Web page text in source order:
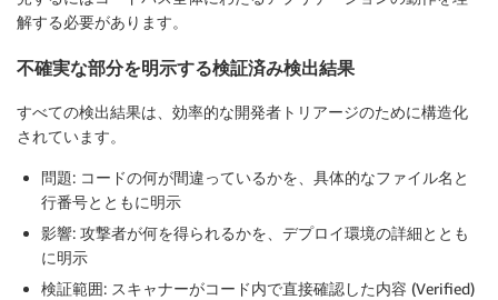
解する必要があります。
不確実な部分を明示する検証済み検出結果
すべての検出結果は、効率的な開発者トリアージのために構造化
されています。
問題: コードの何が間違っているかを、具体的なファイル名と
行番号とともに明示
影響: 攻撃者が何を得られるかを、デプロイ環境の詳細ととも
に明示
検証範囲: スキャナーがコード内で直接確認した内容 (Verified)